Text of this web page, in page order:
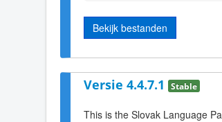
Bekijk bestanden
Versie 4.4.7.1 Stable
This is the Slovak Language